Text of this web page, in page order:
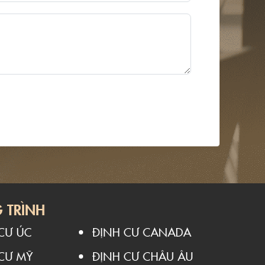
TRÌNH
ÚC
ĐỊNH CƯ CANADA
MỸ
ĐỊNH CƯ CHÂU ÂU